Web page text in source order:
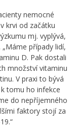
nemocné
krvi od začátku
mj. vyplývá,
případy lidí,
D. Pak dostali
množství vitaminu
V praxi to bývá
tomu ho infekce
do nepříjemného
faktory stojí za